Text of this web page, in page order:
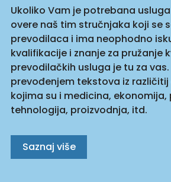
Ukoliko Vam je potrebana
overe naš tim stručnjaka koji se
prevodilaca i ima neophodno
kvalifikacije i znanje za pružanje
prevodilačkih usluga je tu za
prevođenjem tekstova iz
kojima su i medicina, ekonomija,
tehnologija, proizvodnja, itd.
Saznaj više